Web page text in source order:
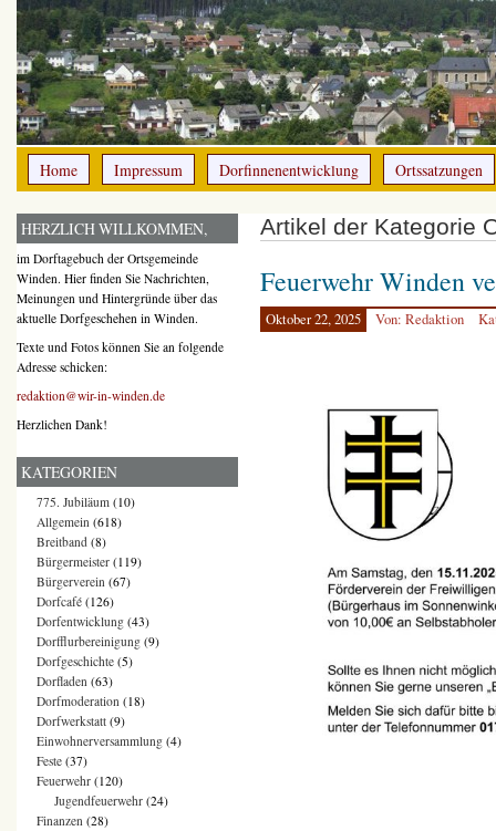
Home Impressum Dorfinnenentwicklung Ortssatzungen
Artikel der Kategorie
Feuerwehr Winden
Oktober 22, 2025 Von: Redaktion
HERZLICH WILLKOMMEN,
im Dorftagebuch der Ortsgemeinde
Winden. Hier finden Sie Nachrichten,
Meinungen und Hintergründe über das
aktuelle Dorfgeschehen in Winden.
Texte und Fotos können Sie an folgende
Adresse schicken:
redaktion@wir-in-winden.de
Herzlichen Dank!
KATEGORIEN
775. Jubiläum (10)
Allgemein (618)
Breitband (8)
Bürgermeister (119)
Bürgerverein (67)
Dorfcafé (126)
Dorfentwicklung (43)
Dorfflurbereinigung (9)
Dorfgeschichte (5)
Dorfladen (63)
Dorfmoderation (18)
Dorfwerkstatt (9)
Einwohnerversammlung (4)
Feste (37)
Feuerwehr (120)
Jugendfeuerwehr (24)
Finanzen (28)